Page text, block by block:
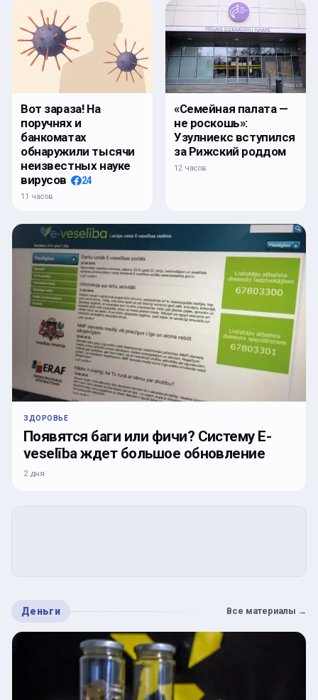
Вот зараза! На
поручнях и
банкоматах
обнаружили тысячи
неизвестных науке
вирусов
24
11 часов
«Семейная палата —
не роскошь»:
Узулниекс вступился
за Рижский роддом
12 часов
ЗДОРОВЬЕ
Появятся баги или фичи? Систему E-
veselība ждет большое обновление
2 дня
Деньги Все материалы →